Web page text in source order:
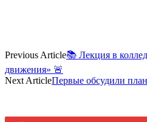
Previous Article📚 Лекция в
движения» 🚨
Next ArticleПервые обсудили